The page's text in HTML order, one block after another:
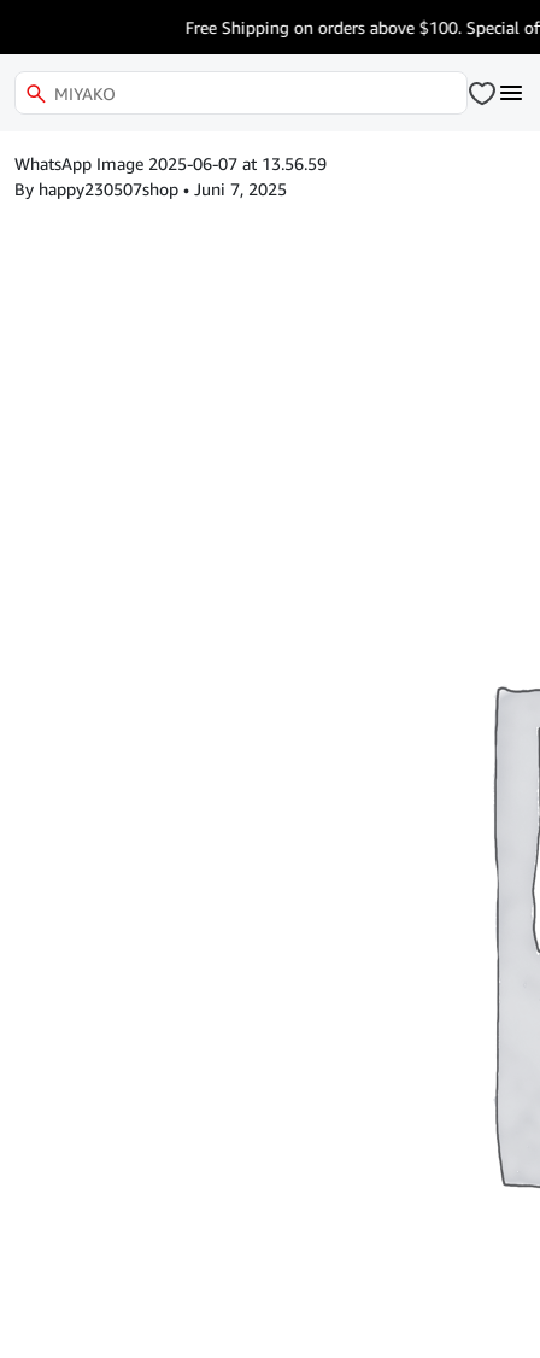
Free Shipping on orders above $100. Special
WhatsApp Image 2025-06-07 at 13.56.59
By happy230507shop • Juni 7, 2025